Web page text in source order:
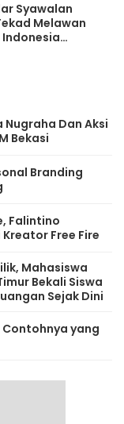
Syawalan
Melawan
Dan Aksi
Bekasi
Branding
Falintino
Free Fire
Mahasiswa
Bekali Siswa
Sejak Dini
yang